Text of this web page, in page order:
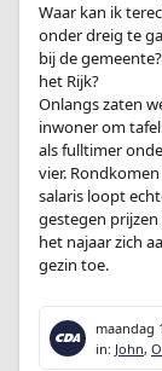
Waar kan ik
onder dreig te
bij de
het Rijk?
Onlangs zaten
inwoner om
als fulltimer
vier.
salaris loopt
gestegen
het najaar zich
gezin toe.
maandag
in: John,